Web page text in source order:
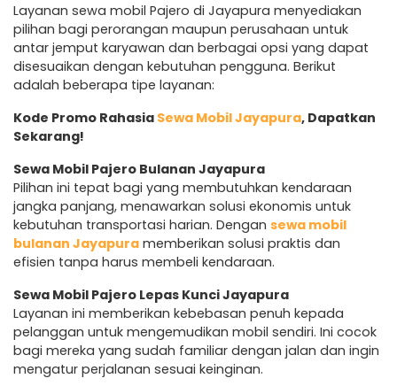
Layanan sewa mobil Pajero di Jayapura menyediakan
pilihan bagi perorangan maupun perusahaan untuk
antar jemput karyawan dan berbagai opsi yang dapat
disesuaikan dengan kebutuhan pengguna. Berikut
adalah beberapa tipe layanan:
Kode Promo Rahasia Sewa Mobil Jayapura, Dapatkan
Sekarang!
Sewa Mobil Pajero Bulanan Jayapura
Pilihan ini tepat bagi yang membutuhkan kendaraan
jangka panjang, menawarkan solusi ekonomis untuk
kebutuhan transportasi harian. Dengan sewa mobil
bulanan Jayapura memberikan solusi praktis dan
efisien tanpa harus membeli kendaraan.
Sewa Mobil Pajero Lepas Kunci Jayapura
Layanan ini memberikan kebebasan penuh kepada
pelanggan untuk mengemudikan mobil sendiri. Ini cocok
bagi mereka yang sudah familiar dengan jalan dan ingin
mengatur perjalanan sesuai keinginan.